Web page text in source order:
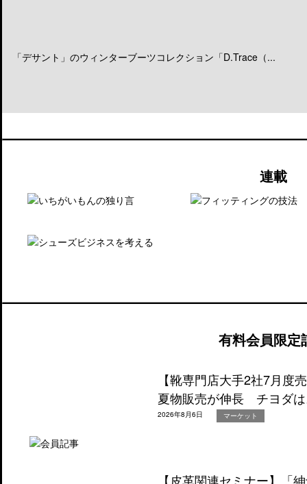
「デサント」のウィンターブーツコレクション「D.Trace（...
連載
有料会員限定
【靴専門店大手2社7月度
夏物販売が伸長 チヨダ
2026年8月6日 マーケット
【皮革関連セミナー】「